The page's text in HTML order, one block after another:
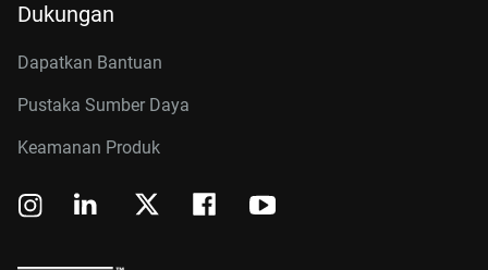
Dukungan
Dapatkan Bantuan
Pustaka Sumber Daya
Keamanan Produk